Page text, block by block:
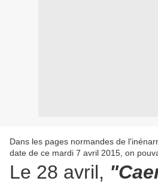
Dans les pages normandes de
date de ce mardi 7 avril 2015, on
Le 28 avril,